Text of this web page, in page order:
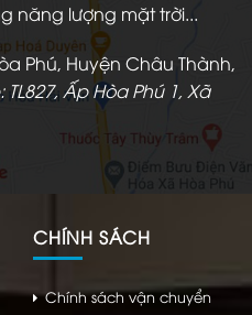
năng lượng mặt trời...
Phú, Huyện Châu Thành,
: TL827, Ấp Hòa Phú 1, Xã
CHÍNH SÁCH
Chính sách vận chuyển